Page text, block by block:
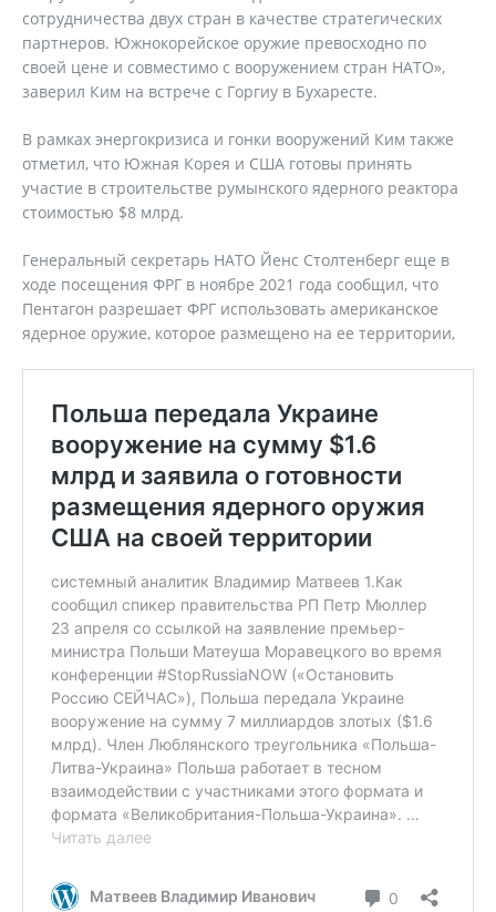
сотрудничества двух стран в качестве стратегических
партнеров. Южнокорейское оружие превосходно по
своей цене и совместимо с вооружением стран НАТО»,
заверил Ким на встрече с Горгиу в Бухаресте.
В рамках энергокризиса и гонки вооружений Ким также
отметил, что Южная Корея и США готовы принять
участие в строительстве румынского ядерного реактора
стоимостью $8 млрд.
Генеральный секретарь НАТО Йенс Столтенберг еще в
ходе посещения ФРГ в ноябре 2021 года сообщил, что
Пентагон разрешает ФРГ использовать американское
ядерное оружие, которое размещено на ее территории,